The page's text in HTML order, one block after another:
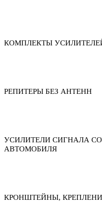
КОМПЛЕКТЫ
РЕПИТЕРЫ БЕЗ АНТЕНН
УСИЛИТЕЛИ СИГНАЛА
АВТОМОБИЛЯ
КРОНШТЕЙНЫ,